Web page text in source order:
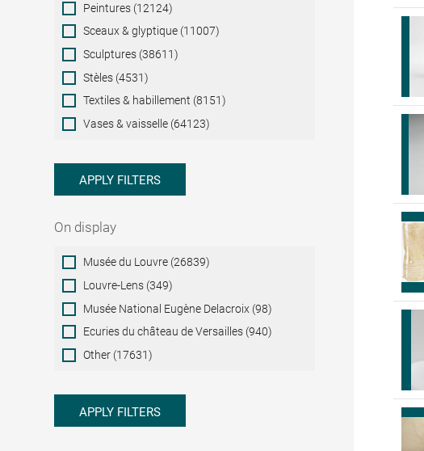
Peintures (12124)
Sceaux & glyptique (11007)
Sculptures (38611)
Stèles (4531)
Textiles & habillement (8151)
Vases & vaisselle (64123)
APPLY FILTERS
On display
On
display
Musée du Louvre (26839)
Louvre-Lens (349)
Musée National Eugène Delacroix (98)
Ecuries du château de Versailles (940)
Other (17631)
APPLY FILTERS